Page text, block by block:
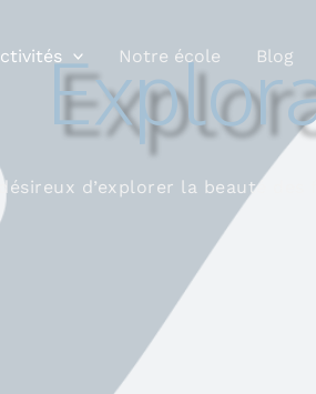
Notre école Blog
d’explorer la beauté